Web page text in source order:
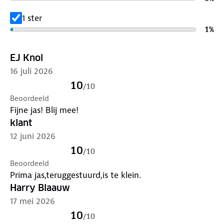
Verleng de levensduur van je kleding met goed
onderhoud
op 30 graden. Is je kleding aan vervanging toe?
nieuwe bestemming aan.
1 ster
1%
EJ Knol
16 juli 2026
10/10
Beoordeeld
Fijne jas! Blij mee!
klant
12 juni 2026
10/10
Beoordeeld
Prima jas,teruggestuurd,is te klein.
Harry Blaauw
17 mei 2026
10/10